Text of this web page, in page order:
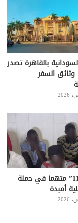
بالقاهرة تصدر
وثائق السفر
توقيف “11” متهما في حملة
أمبدة